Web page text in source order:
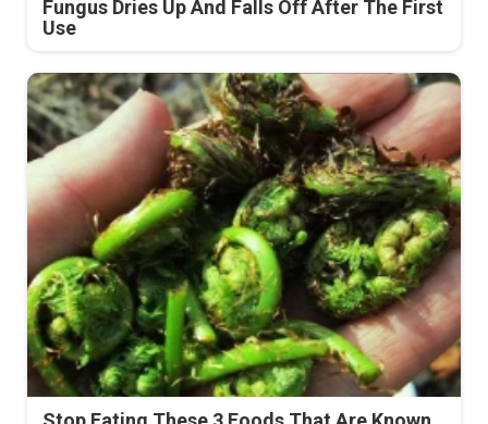
Fungus Dries Up And Falls Off After The First
Use